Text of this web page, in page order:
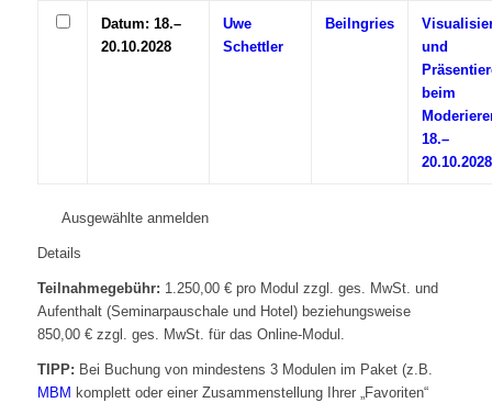
Datum: 18.–
20.10.2028
Uwe
Schettler
Beilngries
und
beim
18.–
20.10.2028
Ausgewählte anmelden
Details
Teilnahmegebühr: 1.250,00 € pro Modul zzgl. ges. MwSt. und
Aufenthalt (Seminarpauschale und Hotel) beziehungsweise
850,00 € zzgl. ges. MwSt. für das Online-Modul.
TIPP: Bei Buchung von mindestens 3 Modulen im Paket (z.B.
MBM komplett oder einer Zusammenstellung Ihrer „Favoriten“